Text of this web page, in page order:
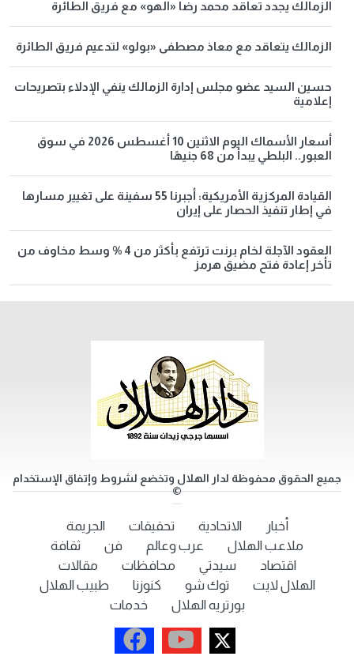
الزمالك يجدد تعاقد محمد رضا «الهو» مع فريق الطائرة
الزمالك يتعاقد مع معاذ مصطفى «بولو» لتدعيم فريق الطائرة
حسين السيد عضو مجلس إدارة الزمالك ينفي الإدلاء بتصريحات
إعلامية
أسعار الأسماك اليوم الاثنين 10 أغسطس 2026 في سوق
العبور.. البلطي يبدأ من 68 جنيهًا
القيادة المركزية الأمريكية: أجبرنا 55 سفينة على تغيير مسارها
في إطار تنفيذ الحصار على إيران
العقود الآجلة لخام برنت ترتفع بأكثر من 4 % وسط مخاوف من
تأخر إعادة فتح مضيق هرمز
جميع الحقوق محفوظة لدار الهلال وتخضع لشروط وإتفاق الإستخدام
©
أخبار الاتحادية تحقيقات
الجريمة
ملاعب الهلال
عرب وعالم فن
ثقافة
اقتصاد
سيدتي محافظات
مقالات
الهلال لايت
توك شو كنوزنا
طبيب الهلال
بورتريه الهلال
خدمات